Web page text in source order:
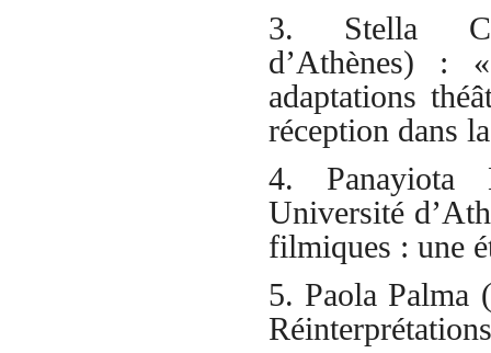
3. Stella
d’Athènes) :
adaptations
réception dans
4. Panayiota
Université
filmiques : une
5. Paola Palma